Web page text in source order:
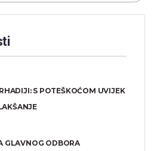
S POTEŠKOĆOM UVIJEK
GLAVNOG ODBORA